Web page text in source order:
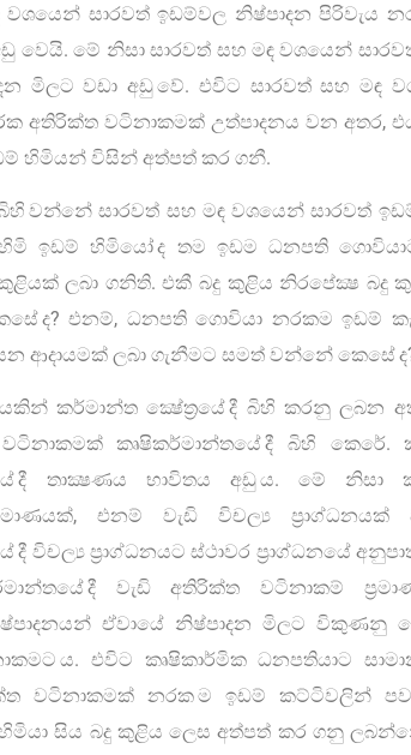
වශයෙන් සාරවත් ඉඩම්වල නිෂ්පාදන පිරිවැය
වෙයි. මේ නිසා සාරවත් සහ මඳ වශයෙන්
මිලට වඩා අඩු වේ. එවිට සාරවත් සහ මඳ
අතිරික්ත වටිනාකමක් උත්පාදනය වන අතර,
හිමියන් විසින් අත්පත් කර ගනී.
වන්නේ සාරවත් සහ මඳ වශයෙන් සාරවත්
ඉඩම් හිමියෝ ද තම ඉඩම ධනපති ගොවියාට
ලබා ගනිති. එකී බදු කුළිය නිරපේක්‍ෂ බදු
ද? එනම්, ධනපති ගොවියා නරකම ඉඩම්
ආදායමක් ලබා ගැනීමට සමත් වන්නේ කෙසේ
කර්මාන්ත ක්‍ෂේත්‍රයේ දී බිහි කරනු ලබන
කෘෂිකර්මාන්තයේ දී බිහි කෙරේ.
දී තාක්‍ෂණය භාවිතය අඩු ය. මේ නිසා
එනම් වැඩි විචල්‍ය ප්‍රාග්ධනයක්
දී විචල්‍ය ප්‍රාග්ධනයට ස්ථාවර ප්‍රාග්ධනයේ
දී වැඩි අතිරික්ත වටිනාකම්
ඒවායේ නිෂ්පාදන මිලට විකුණනු
ය. එවිට කෘෂිකාර්මික ධනපතියාට
වටිනාකමක් නරක ම ඉඩම් කට්ටිවලින්
සිය බදු කුළිය ලෙස අත්පත් කර ගනු